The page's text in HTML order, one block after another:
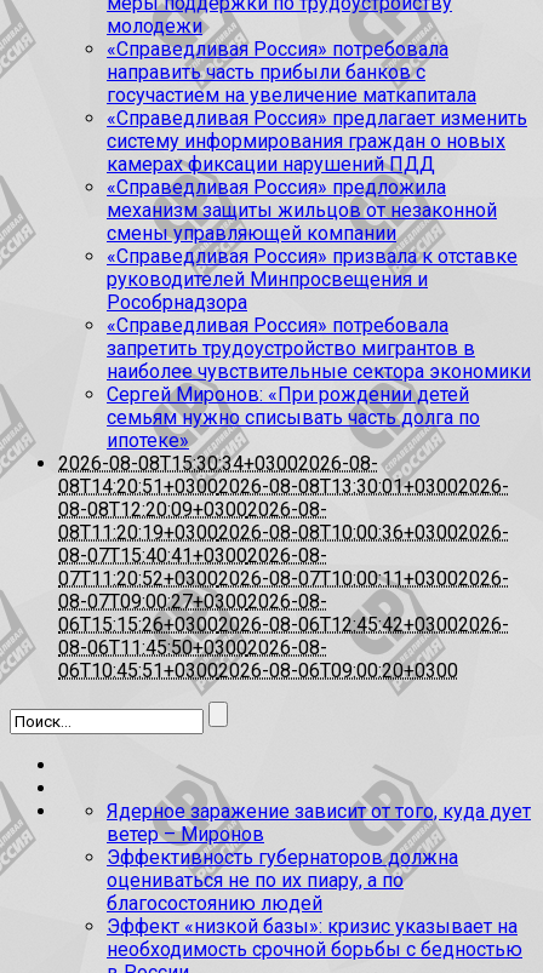
молодежи
«Справедливая Россия» потребовала
направить часть прибыли банков с
госучастием на увеличение маткапитала
«Справедливая Россия» предлагает изменить
систему информирования граждан о новых
камерах фиксации нарушений ПДД
«Справедливая Россия» предложила
механизм защиты жильцов от незаконной
смены управляющей компании
«Справедливая Россия» призвала к отставке
руководителей Минпросвещения и
Рособрнадзора
«Справедливая Россия» потребовала
запретить трудоустройство мигрантов в
наиболее чувствительные сектора экономики
Сергей Миронов: «При рождении детей
семьям нужно списывать часть долга по
ипотеке»
2026-08-08T15:30:34+03002026-08-
08T14:20:51+03002026-08-08T13:30:01+03002026-
08-08T12:20:09+03002026-08-
08T11:20:19+03002026-08-08T10:00:36+03002026-
08-07T15:40:41+03002026-08-
07T11:20:52+03002026-08-07T10:00:11+03002026-
08-07T09:00:27+03002026-08-
06T15:15:26+03002026-08-06T12:45:42+03002026-
08-06T11:45:50+03002026-08-
06T10:45:51+03002026-08-06T09:00:20+0300
Ядерное заражение зависит от того, куда дует
ветер – Миронов
Эффективность губернаторов должна
оцениваться не по их пиару, а по
благосостоянию людей
Эффект «низкой базы»: кризис указывает на
необходимость срочной борьбы с бедностью